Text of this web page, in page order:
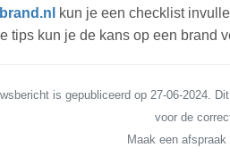
kun je een checklist
tips kun je de kans op een brand
is gepubliceerd op 27-06-2024.
voor de
Maak een